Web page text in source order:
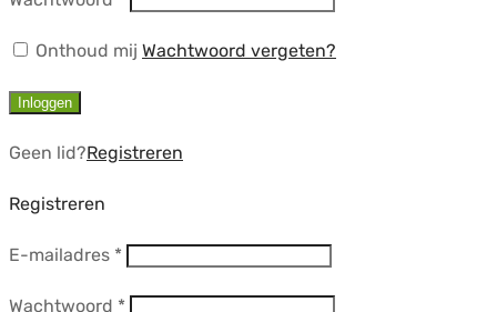
Onthoud mij Wachtwoord vergeten?
Inloggen
Geen lid?Registreren
Registreren
E-mailadres *Vereist
Wachtwoord *Vereist